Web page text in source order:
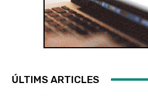
ÚLTIMS ARTICLES